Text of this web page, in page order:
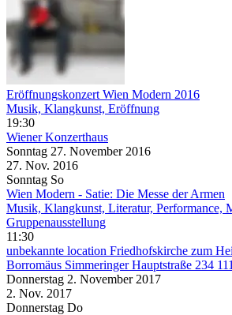
Eröffnungskonzert Wien Modern 2016
Musik, Klangkunst, Eröffnung
19:30
Wiener Konzerthaus
Sonntag 27. November 2016
27. Nov. 2016
Sonntag So
Wien Modern - Satie: Die Messe der Armen
Musik, Klangkunst, Literatur, Performance,
Gruppenausstellung
11:30
unbekannte location Friedhofskirche zum
Borromäus Simmeringer Hauptstraße 234
Donnerstag 2. November 2017
2. Nov. 2017
Donnerstag Do